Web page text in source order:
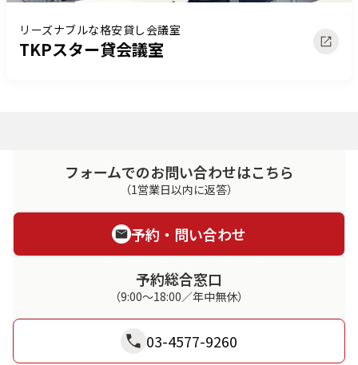
リーズナブルな格安貸し会議室
TKPスター貸会議室
フォームでのお問い合わせはこちら
（1営業日以内に返答）
予約・問い合わせ
予約総合窓口
（9:00～18:00／年中無休）
03-4577-9260